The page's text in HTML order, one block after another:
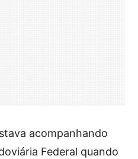
acompanhando
Federal quando